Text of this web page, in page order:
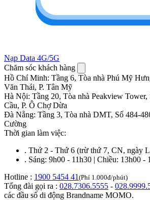
Nạp Data 4G/5G
Chăm sóc khách hàng
Hồ Chí Minh: Tầng 6, Tòa nhà Phú Mỹ
Văn Thái, P. Tân Mỹ
Hà Nội: Tầng 20, Tòa nhà Peakview Tower,
Cầu, P. Ô Chợ Dừa
Đà Nẵng: Tầng 3, Tòa nhà DMT, Số 484-
Cường
Thời gian làm việc:
. Thứ 2 - Thứ 6 (trừ thứ 7, CN, ngày
. Sáng: 9h00 - 11h30 | Chiều: 13h00 -
Hotline : 1900 5454 41 (Phí 1.000đ/phút)
Tổng đài gọi ra : 028.7306.5555 -
các đầu số di động Brandname MOMO.